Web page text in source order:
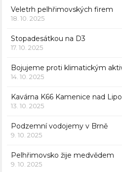
Veletrh pelhřimovských firem
18. 10. 2025
Stopadesátkou na D3
17. 10. 2025
Bojujeme proti klimatickým
14. 10. 2025
Kavárna K66 Kamenice nad
13. 10. 2025
Podzemní vodojemy v Brně
9. 10. 2025
Pelhřimovsko žije medvědem
9. 10. 2025